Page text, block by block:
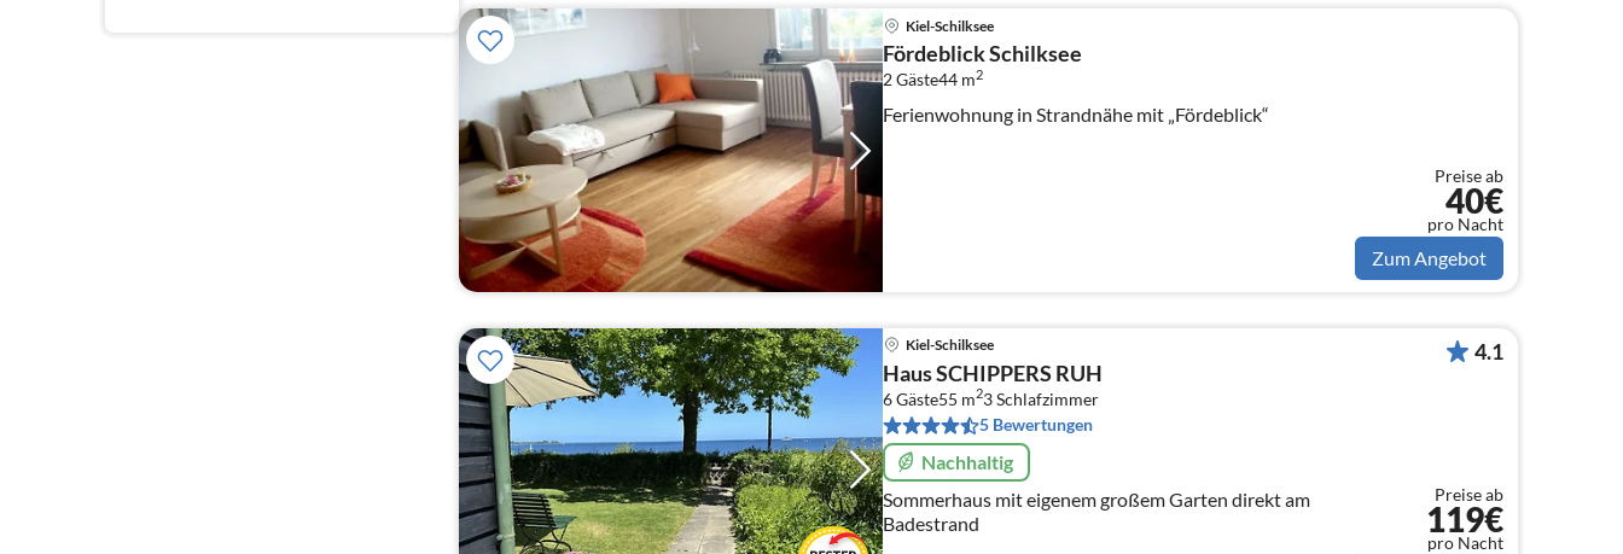
Kiel-Schilksee
Fördeblick Schilksee
2 Gäste44 m2
Ferienwohnung in Strandnähe mit „Fördeblick“
Preise ab
40€
pro Nacht
Zum Angebot
Kiel-Schilksee
Haus SCHIPPERS RUH
6 Gäste55 m23Schlafzimmer
5 Bewertungen
Nachhaltig
Sommerhaus mit eigenem großem Garten direkt am
Badestrand
4.1
Preise ab
119€
pro Nacht